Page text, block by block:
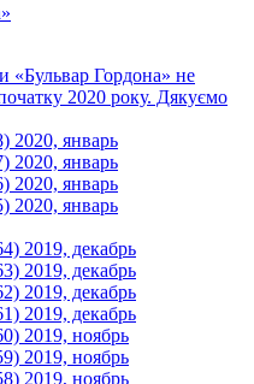
«Бульвар Гордона» не
2020 року. Дякуємо
2020, январь
2020, январь
2020, январь
2020, январь
2019, декабрь
2019, декабрь
2019, декабрь
2019, декабрь
2019, ноябрь
2019, ноябрь
2019, ноябрь